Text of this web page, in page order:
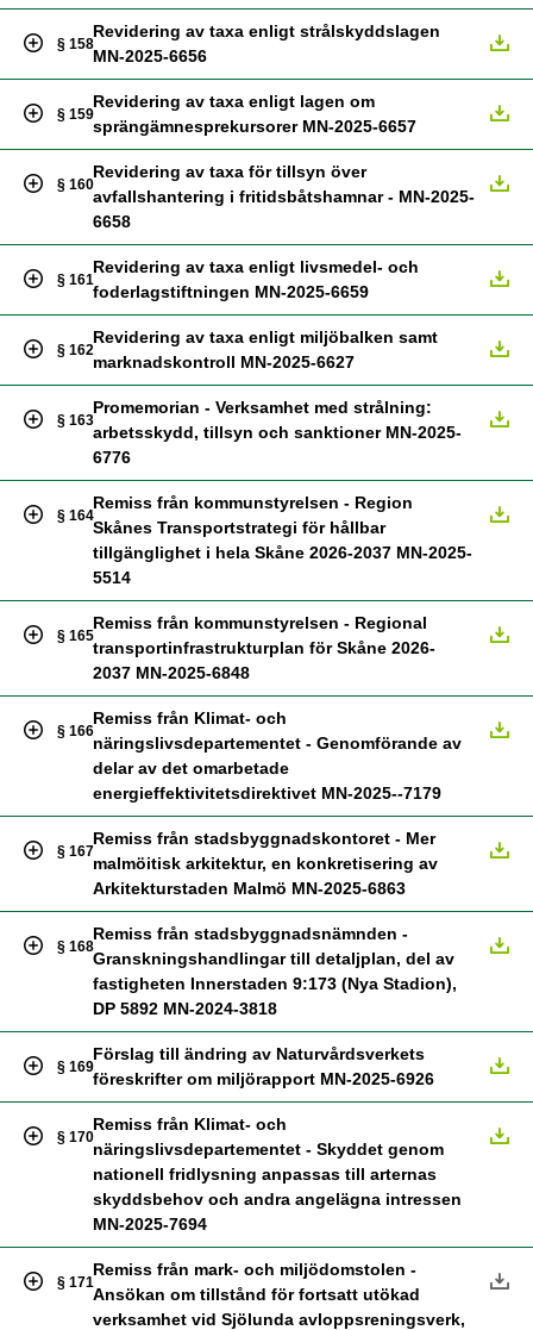
§ 158
Revidering av taxa enligt strålskyddslagen
MN-2025-6656
§ 159
Revidering av taxa enligt lagen om
sprängämnesprekursorer MN-2025-6657
§ 160
Revidering av taxa för tillsyn över
avfallshantering i fritidsbåtshamnar - MN-2025-
6658
§ 161
Revidering av taxa enligt livsmedel- och
foderlagstiftningen MN-2025-6659
§ 162
Revidering av taxa enligt miljöbalken samt
marknadskontroll MN-2025-6627
§ 163
Promemorian - Verksamhet med strålning:
arbetsskydd, tillsyn och sanktioner MN-2025-
6776
§ 164
Remiss från kommunstyrelsen - Region
Skånes Transportstrategi för hållbar
tillgänglighet i hela Skåne 2026-2037 MN-2025-
5514
§ 165
Remiss från kommunstyrelsen - Regional
transportinfrastrukturplan för Skåne 2026-
2037 MN-2025-6848
§ 166
Remiss från Klimat- och
näringslivsdepartementet - Genomförande av
delar av det omarbetade
energieffektivitetsdirektivet MN-2025--7179
§ 167
Remiss från stadsbyggnadskontoret - Mer
malmöitisk arkitektur, en konkretisering av
Arkitekturstaden Malmö MN-2025-6863
§ 168
Remiss från stadsbyggnadsnämnden -
Granskningshandlingar till detaljplan, del av
fastigheten Innerstaden 9:173 (Nya Stadion),
DP 5892 MN-2024-3818
§ 169
Förslag till ändring av Naturvårdsverkets
föreskrifter om miljörapport MN-2025-6926
§ 170
Remiss från Klimat- och
näringslivsdepartementet - Skyddet genom
nationell fridlysning anpassas till arternas
skyddsbehov och andra angelägna intressen
MN-2025-7694
§ 171
Remiss från mark- och miljödomstolen -
Ansökan om tillstånd för fortsatt utökad
verksamhet vid Sjölunda avloppsreningsverk,